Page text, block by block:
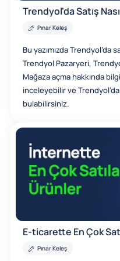
Trendyol'da Satış
Pınar Keleş
Bu yazımızda Trendyol’da
Trendyol Pazaryeri,
Mağaza açma hakkında
inceleyebilir ve Trendyol’da
bulabilirsiniz.
E-ticarette En Çok
Pınar Keleş